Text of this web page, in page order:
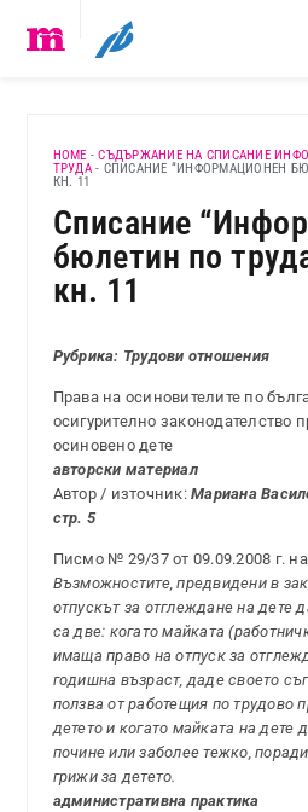
HOME -СЪДЪРЖАНИЕ НА СПИСАНИЕ
ТРУДА- СПИСАНИЕ “ИНФОРМАЦИОНЕН
КН. 11
Списание
бюлетин по
кн. 11
Рубрика: Трудови отношения
Права на осиновителите по
осигурително законодателство
осиновено дете
авторски материал
Автор / източник:Мариана
стр. 5
Писмо № 29/37 от 09.09.2008 г.
Възможностите, предвидени в
отпускът за отглеждане на дете
са две: когато майката
имаща право на отпуск за
годишна възраст, даде своето
ползва от работещия по трудово
детето и когато майката на дете
почине или заболее тежко,
грижи за детето.
административна практика